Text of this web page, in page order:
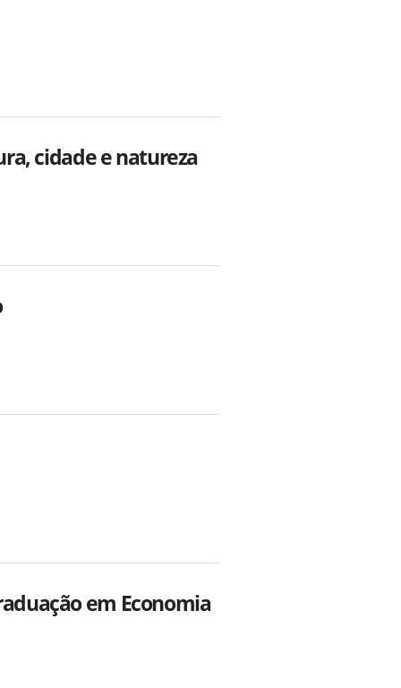
cidade e natureza
em Economia